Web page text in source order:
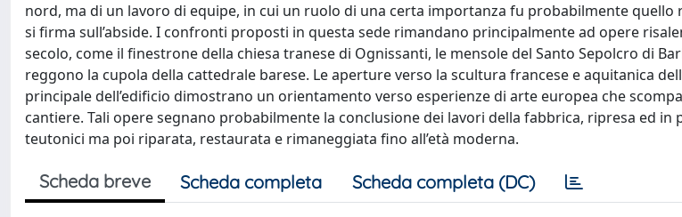
nord, ma di un lavoro di equipe, in cui un ruolo di una certa importanza fu probabilmente quello
si firma sull’abside. I confronti proposti in questa sede rimandano principalmente ad opere
secolo, come il finestrone della chiesa tranese di Ognissanti, le mensole del Santo Sepolcro di
reggono la cupola della cattedrale barese. Le aperture verso la scultura francese e aquitanica
principale dell’edificio dimostrano un orientamento verso esperienze di arte europea che
cantiere. Tali opere segnano probabilmente la conclusione dei lavori della fabbrica, ripresa ed
teutonici ma poi riparata, restaurata e rimaneggiata fino all’età moderna.
Scheda breve Scheda completa Scheda completa (DC)